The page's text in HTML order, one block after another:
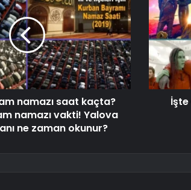
namazı saat kaçta?
namazı vakti! Yalova
ne zaman okunur?